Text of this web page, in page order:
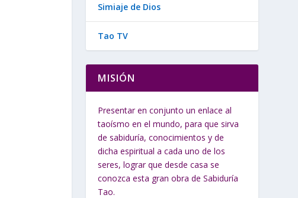
Simiaje de Dios
Tao TV
MISIÓN
Presentar en conjunto un enlace al
taoísmo en el mundo, para que sirva
de sabiduría, conocimientos y de
dicha espiritual a cada uno de los
seres, lograr que desde casa se
conozca esta gran obra de Sabiduría
Tao.